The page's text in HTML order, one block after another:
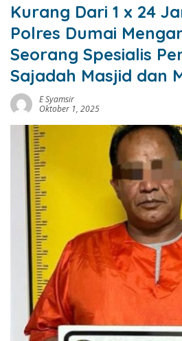
Kurang Dari 1 x 24
Polres Dumai
Seorang Spesialis
Sajadah Masjid dan
E Syamsir
Oktober 1, 2025